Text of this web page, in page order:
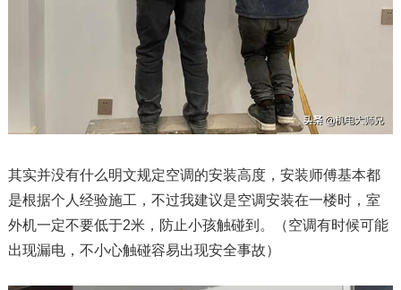
其实并没有什么明文规定空调的安装高度，安装师傅基本都
是根据个人经验施工，不过我建议是空调安装在一楼时，室
外机一定不要低于2米，防止小孩触碰到。（空调有时候可能
出现漏电，不小心触碰容易出现安全事故）